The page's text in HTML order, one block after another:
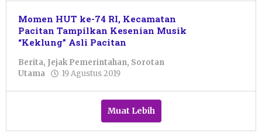
Momen HUT ke-74 RI, Kecamatan
Pacitan Tampilkan Kesenian Musik
“Keklung” Asli Pacitan
Berita, Jejak Pemerintahan, Sorotan
Utama
19 Agustus 2019
Muat Lebih